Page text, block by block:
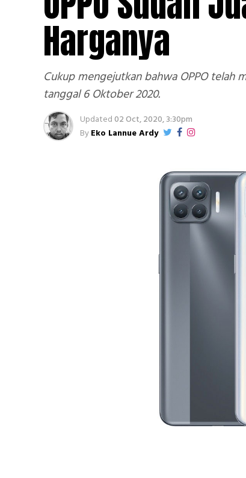
Harganya
Cukup mengejutkan bahwa OPPO telah
tanggal 6 Oktober 2020.
Updated02 Oct, 2020, 3:30pm
ByEko Lannue Ardy